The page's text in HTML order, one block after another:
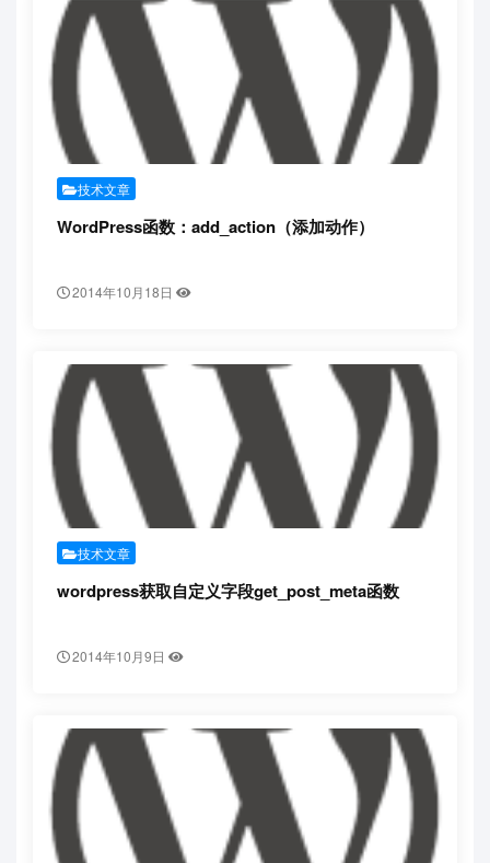
技术文章
WordPress函数：add_action（添加动作）
2014年10月18日
技术文章
wordpress获取自定义字段get_post_meta函数
2014年10月9日